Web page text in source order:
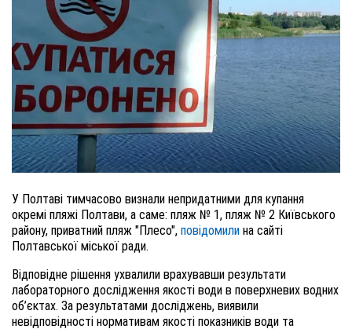
У Полтаві тимчасово визнали непридатними для купання
окремі пляжі Полтави, а саме: пляж № 1, пляж № 2 Київського
району, приватний пляж "Плесо", повідомили на сайті
Полтавської міської ради.
Відповідне рішення ухвалили врахувавши результати
лабораторного дослідження якості води в поверхневих водних
об’єктах. За результатами досліджень, виявили
невідповідності нормативам якості показників води та